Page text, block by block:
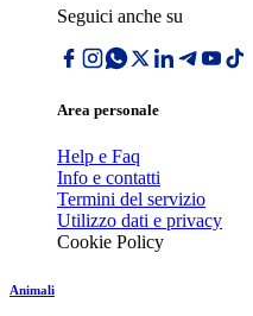
Seguici anche su
Area personale
Help e Faq
Info e contatti
Termini del servizio
Utilizzo dati e privacy
Cookie Policy
Animali